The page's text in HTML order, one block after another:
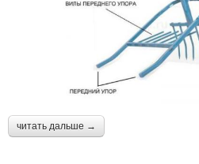
читать дальше →